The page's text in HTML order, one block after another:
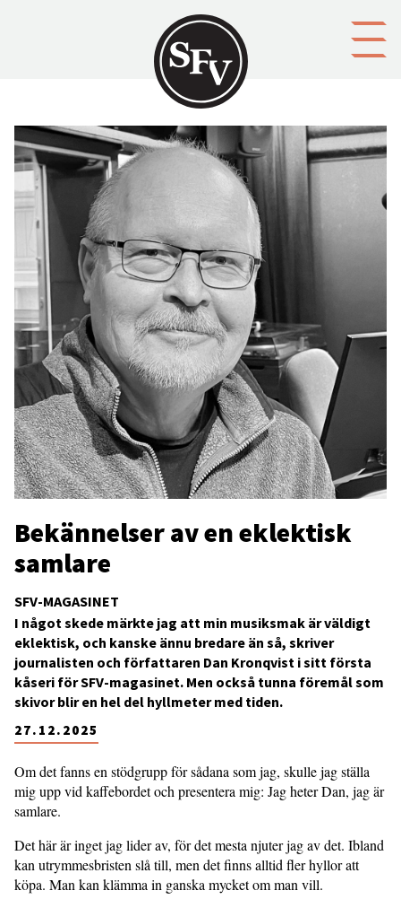
SFV-MAGASINET
Bekännelser av en eklektisk
samlare
27.12.2025
I något skede märkte jag att min musiksmak är väldigt
eklektisk, och kanske ännu bredare än så, skriver
journalisten och författaren Dan Kronqvist i sitt första
kåseri för SFV-magasinet. Men också tunna föremål som
skivor blir en hel del hyllmeter med tiden.
Om det fanns en stödgrupp för sådana som jag, skulle jag ställa
mig upp vid kaffebordet och presentera mig: Jag heter Dan, jag är
samlare.
Det här är inget jag lider av, för det mesta njuter jag av det. Ibland
kan utrymmesbristen slå till, men det finns alltid fler hyllor att
köpa. Man kan klämma in ganska mycket om man vill.